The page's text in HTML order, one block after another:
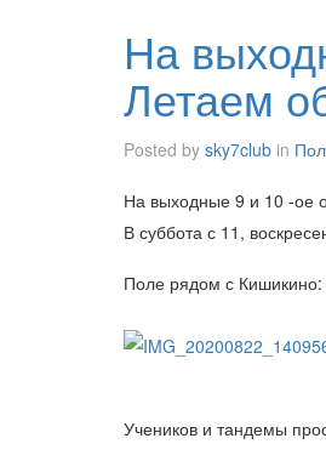
На
Летаем
Posted by sky7club in
На выходные 9 и 10 -ое
В суббота с 11,
Поле рядом с Кишикино:
Учеников и тандемы